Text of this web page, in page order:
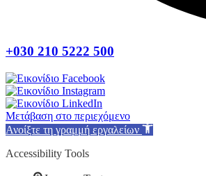
+030 210 5222 500
Μετάβαση στο περιεχόμενο
Ανοίξτε τη γραμμή εργαλείων
Accessibility Tools